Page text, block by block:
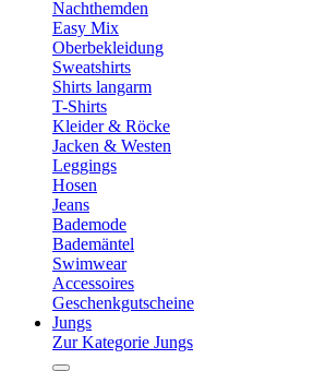
Nachthemden
Easy Mix
Oberbekleidung
Sweatshirts
Shirts langarm
T-Shirts
Kleider & Röcke
Jacken & Westen
Leggings
Hosen
Jeans
Bademode
Bademäntel
Swimwear
Accessoires
Geschenkgutscheine
Jungs
Zur Kategorie Jungs